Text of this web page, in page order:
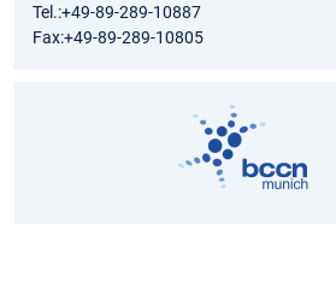
Tel.:+49-89-289-10887
Fax:+49-89-289-10805